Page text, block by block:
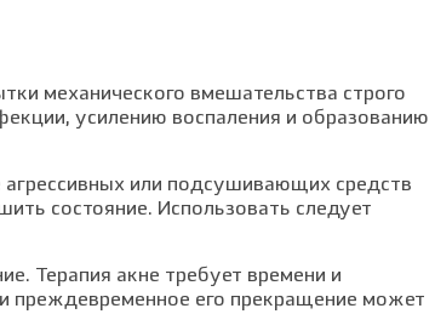
механического вмешательства строго
усилению воспаления и образованию
или подсушивающих средств
состояние. Использовать следует
Терапия акне требует времени и
преждевременное его прекращение может